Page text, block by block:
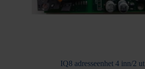
IQ8 adresseenhet 4 inn/2 ut